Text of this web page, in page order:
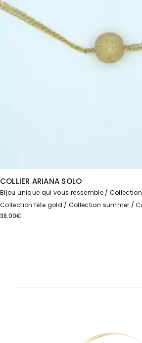
COLLIER ARIANA SOLO
Bijou unique qui vous ressemble
Collection fête gold
Collection summer
38.00€